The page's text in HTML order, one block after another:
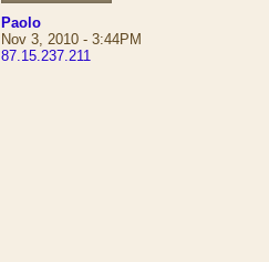
Paolo
Nov 3, 2010 - 3:44PM
87.15.237.211